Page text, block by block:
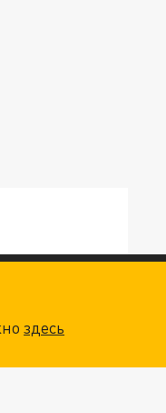
ДРОНЫ"
здесь